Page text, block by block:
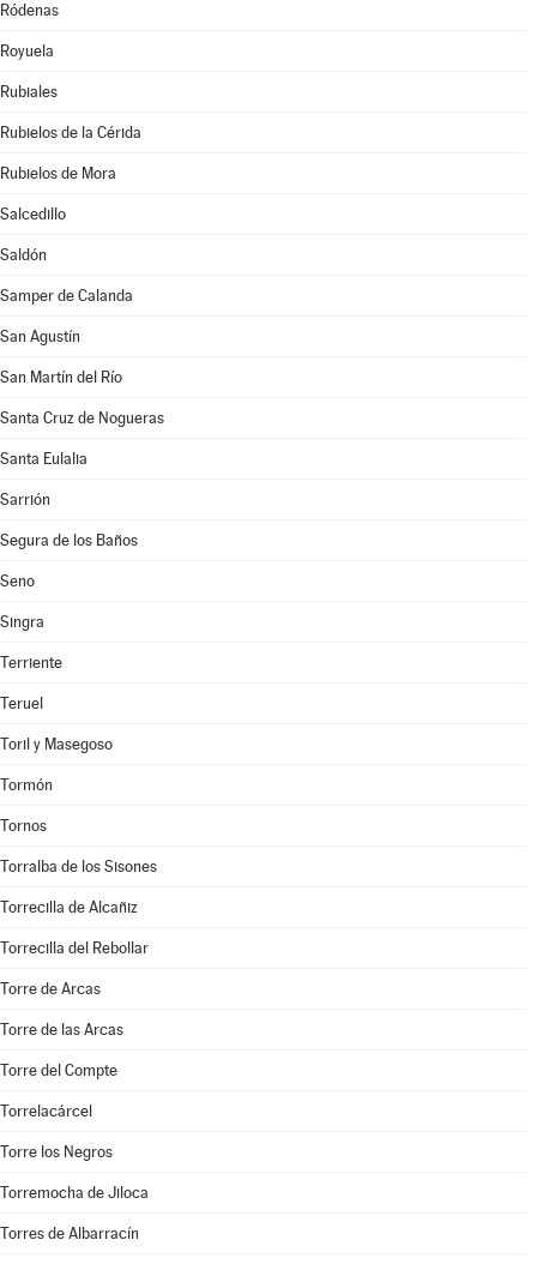
Ródenas
Royuela
Rubiales
Rubielos de la Cérida
Rubielos de Mora
Salcedillo
Saldón
Samper de Calanda
San Agustín
San Martín del Río
Santa Cruz de Nogueras
Santa Eulalia
Sarrión
Segura de los Baños
Seno
Singra
Terriente
Teruel
Toril y Masegoso
Tormón
Tornos
Torralba de los Sisones
Torrecilla de Alcañiz
Torrecilla del Rebollar
Torre de Arcas
Torre de las Arcas
Torre del Compte
Torrelacárcel
Torre los Negros
Torremocha de Jiloca
Torres de Albarracín